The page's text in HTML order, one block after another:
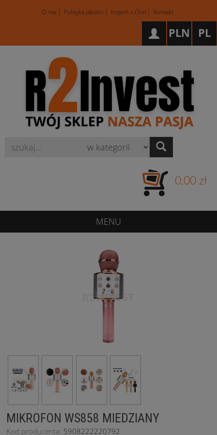
O nas Polityka jakości Import z Chin Kontakt
PL
PLN
0,00 zł
MENU
MIKROFON WS858 MIEDZIANY
Kod producenta: 5908222220792